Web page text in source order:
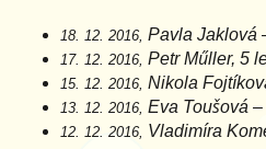
18. 12. 2016, Pavla Jaklová
17. 12. 2016, Petr Műller, 5
15. 12. 2016, Nikola
13. 12. 2016, Eva Toušová –
12. 12. 2016, Vladimíra